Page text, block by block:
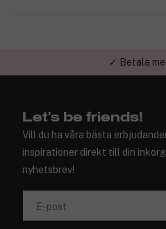
✓ Trygg
Let's be friends!
Vill du ha våra bästa
inspirationer direkt till din
nyhetsbrev!
E-post